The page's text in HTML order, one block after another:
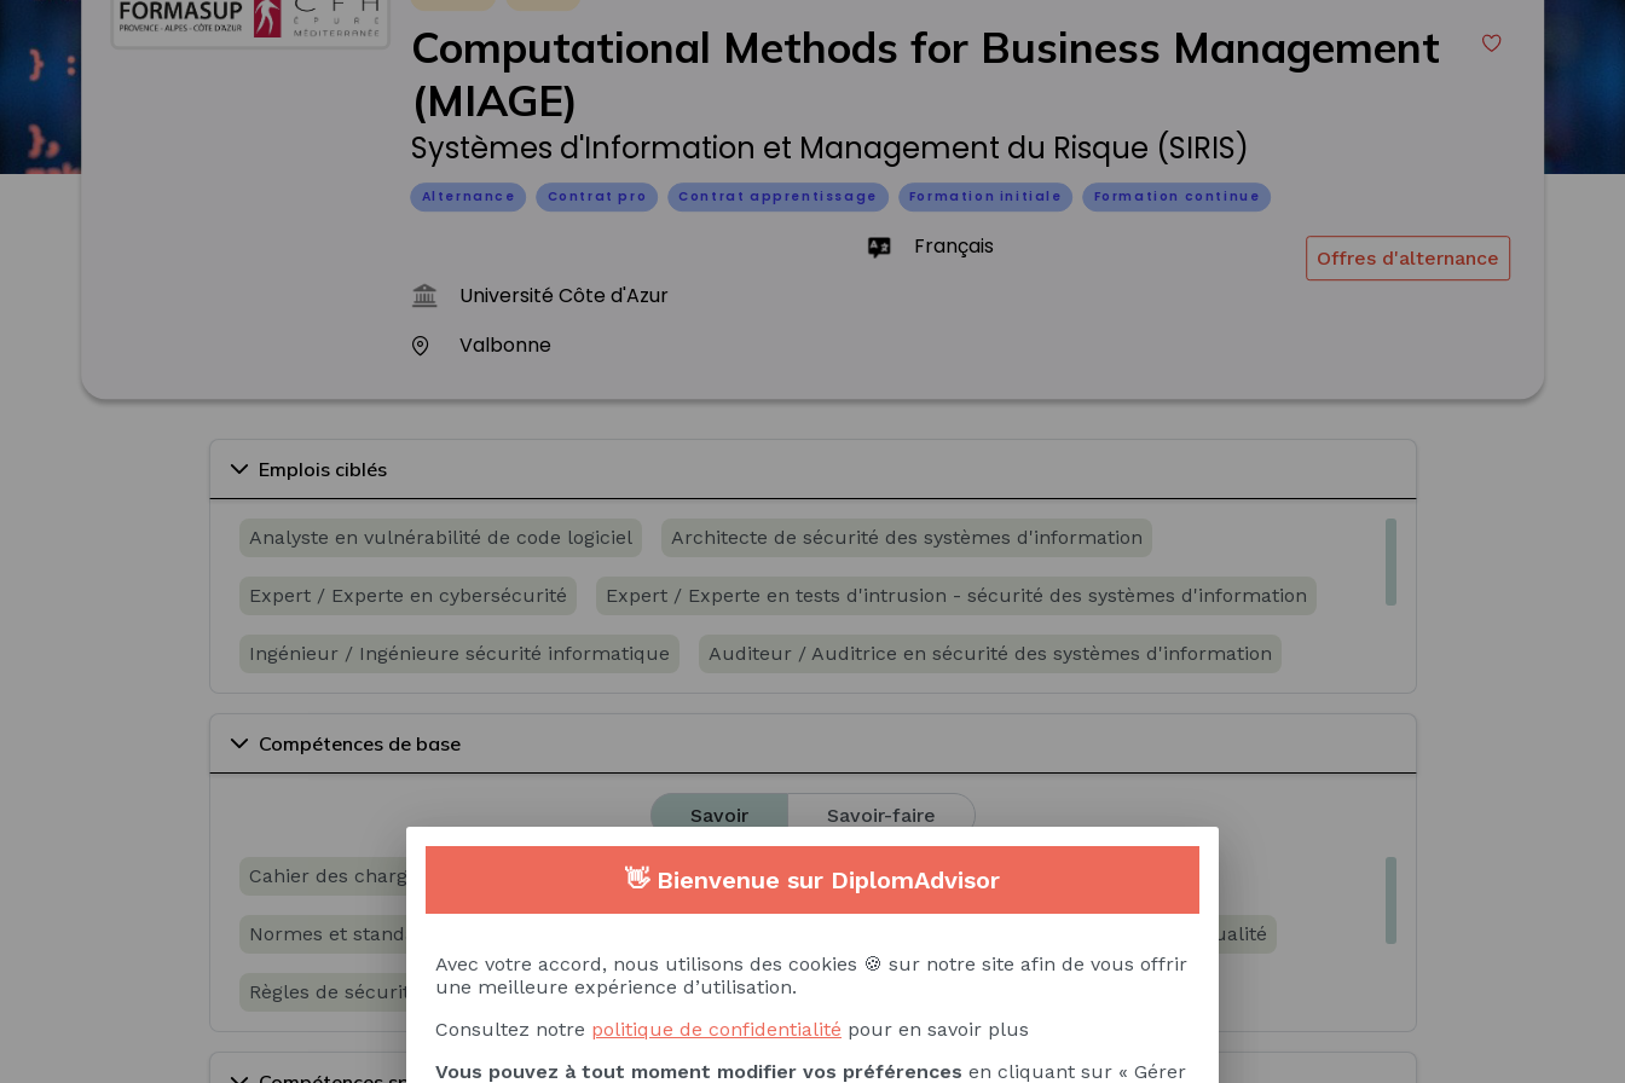
Computational Methods for Business Management
(MIAGE)
Systèmes d'Information et Management du Risque (SIRIS)
Alternance Contrat pro Contrat apprentissage Formation initiale Formation continue
Français
Université Côte d'Azur
Valbonne
Offres d'alternance
Emplois ciblés
Analyste en vulnérabilité de code logiciel Architecte de sécurité des systèmes d'information
Expert / Experte en cybersécurité Expert / Experte en tests d'intrusion - sécurité des systèmes d'information
Ingénieur / Ingénieure sécurité informatique Auditeur / Auditrice en sécurité des systèmes d'information
Expert / Experte en sécurité des systèmes d'information
Compétences de base
Savoir Savoir-faire
Cahier des charges Méthodes d'analyse (systémique, fonctionnelle, de risques, ...)
Normes et standards d'exploitation Normes qualité
Règles de sécurité Informatique et Télécoms Modélisation informatique
👋 Bienvenue sur DiplomAdvisor
Avec votre accord, nous utilisons des cookies 🍪 sur notre site afin de vous offrir
une meilleure expérience d’utilisation.
Consultez notre politique de confidentialité pour en savoir plus
Vous pouvez à tout moment modifier vos préférences en cliquant sur « Gérer